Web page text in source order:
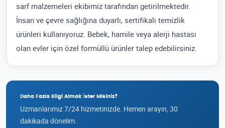
sarf malzemeleri ekibimiz tarafından getirilmektedir.
İnsan ve çevre sağlığına duyarlı, sertifikalı temizlik
ürünleri kullanıyoruz. Bebek, hamile veya alerji hastası
olan evler için özel formüllü ürünler talep edebilirsiniz.
Daha Fazla Bilgi Almak İster Misiniz?
Uzmanlarımız 7/24 hizmetinizde. Hemen arayın, 30
dakikada dönelim.